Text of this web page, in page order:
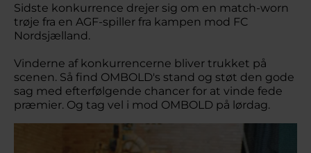
Sidste konkurrence drejer sig om en match-worn
trøje fra en AGF-spiller fra kampen mod FC
Nordsjælland.
Vinderne af konkurrencerne bliver trukket på
scenen. Så find OMBOLD's stand og støt den gode
sag med efterfølgende chancer for at vinde fede
præmier. Og tag vel i mod OMBOLD på lørdag.